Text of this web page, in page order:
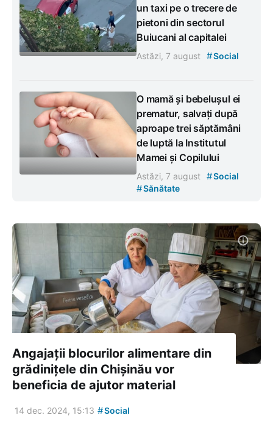
un taxi pe o trecere de
pietoni din sectorul
Buiucani al capitalei
Astăzi, 7 august #Social
O mamă și bebelușul ei
prematur, salvați după
aproape trei săptămâni
de luptă la Institutul
Mamei și Copilului
Astăzi, 7 august #Social
#Sănătate
Angajații blocurilor alimentare din
grădinițele din Chișinău vor
beneficia de ajutor material
14 dec. 2024, 15:13 #Social